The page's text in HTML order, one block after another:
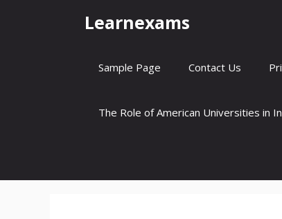
Learnexams
Sample Page Contact Us
The Role of American Universities in